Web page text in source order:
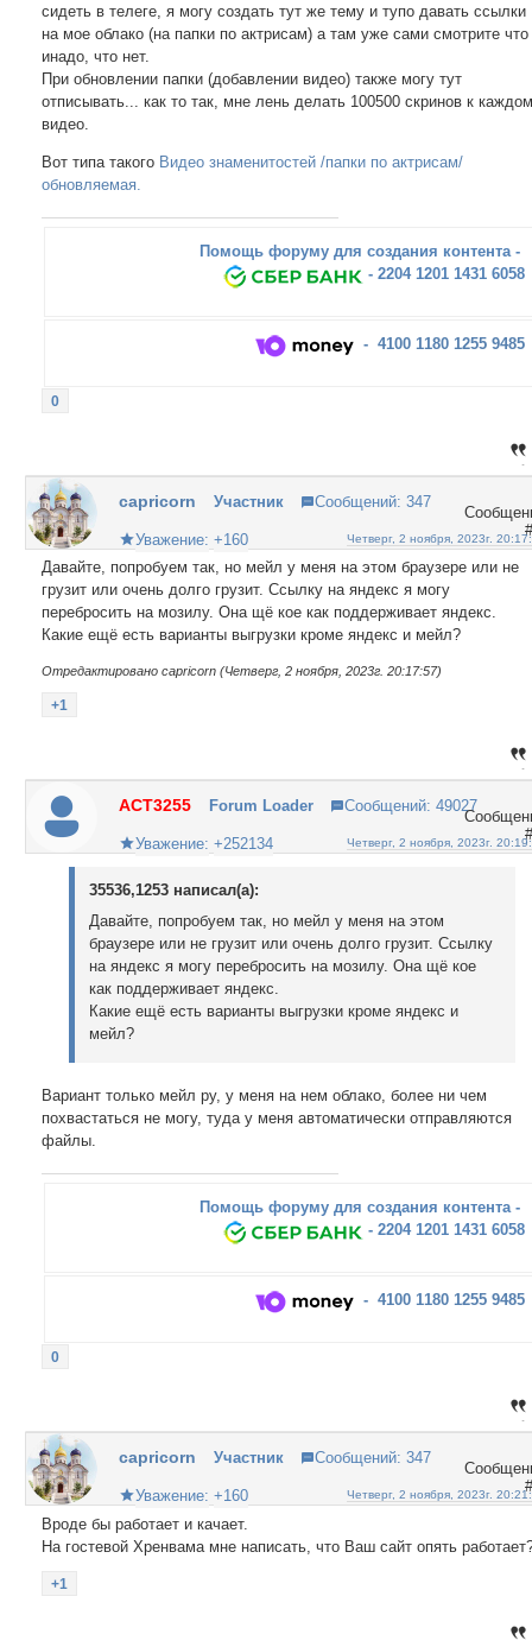
сидеть в телеге, я могу создать тут же тему и тупо давать ссылки
на мое облако (на папки по актрисам) а там уже сами смотрите что
инадо, что нет.
При обновлении папки (добавлении видео) также могу тут
отписывать... как то так, мне лень делать 100500 скринов к
видео.
Вот типа такого Видео знаменитостей /папки по актрисам/
обновляемая.
Помощь форуму для создания контента -
- 2204 1201 1431 6058
- 4100 1180 1255 9485
0
Четверг, 2 ноября, 2023г.
capricorn Участник Сообщений: 347
Уважение: +160
Давайте, попробуем так, но мейл у меня на этом браузере или не
грузит или очень долго грузит. Ссылку на яндекс я могу
перебросить на мозилу. Она щё кое как поддерживает яндекс.
Какие ещё есть варианты выгрузки кроме яндекс и мейл?
Отредактировано capricorn (Четверг, 2 ноября, 2023г. 20:17:57)
+1
Четверг, 2 ноября, 2023г.
ACT3255 Forum Loader Сообщений: 49027
Уважение: +252134
35536,1253 написал(а):
Давайте, попробуем так, но мейл у меня на этом
браузере или не грузит или очень долго грузит. Ссылку
на яндекс я могу перебросить на мозилу. Она щё кое
как поддерживает яндекс.
Какие ещё есть варианты выгрузки кроме яндекс и
мейл?
Вариант только мейл ру, у меня на нем облако, более ни чем
похвастаться не могу, туда у меня автоматически отправляются
файлы.
Помощь форуму для создания контента -
- 2204 1201 1431 6058
- 4100 1180 1255 9485
0
Четверг, 2 ноября, 2023г.
capricorn Участник Сообщений: 347
Уважение: +160
Вроде бы работает и качает.
На гостевой Хренвама мне написать, что Ваш сайт опять
+1